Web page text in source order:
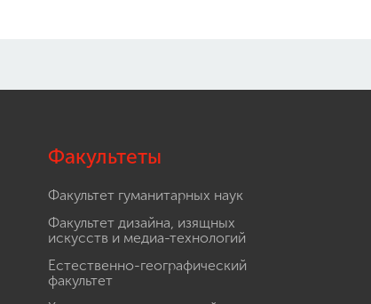
Факультеты
Факультет гуманитарных наук
Факультет дизайна, изящных
искусств и медиа-технологий
Естественно-географический
факультет